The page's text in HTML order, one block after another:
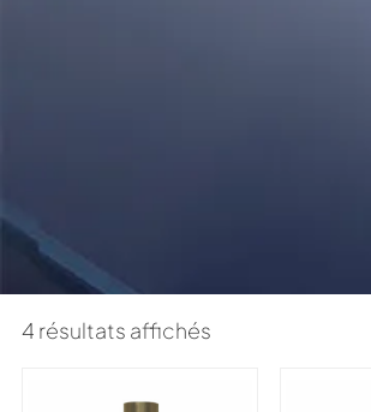
4 résultats affichés